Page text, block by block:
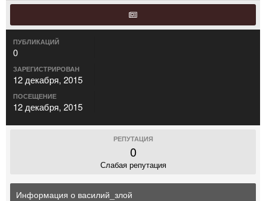
ПУБЛИКАЦИЙ
0
ЗАРЕГИСТРИРОВАН
12 декабря, 2015
ПОСЕЩЕНИЕ
12 декабря, 2015
РЕПУТАЦИЯ
0
Слабая репутация
Информация о василий_злой